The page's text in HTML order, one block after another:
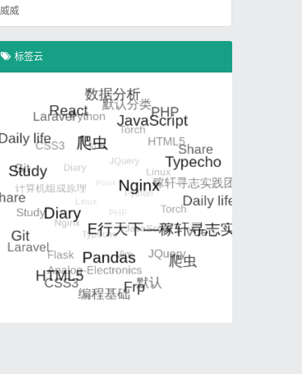
威威
标签云